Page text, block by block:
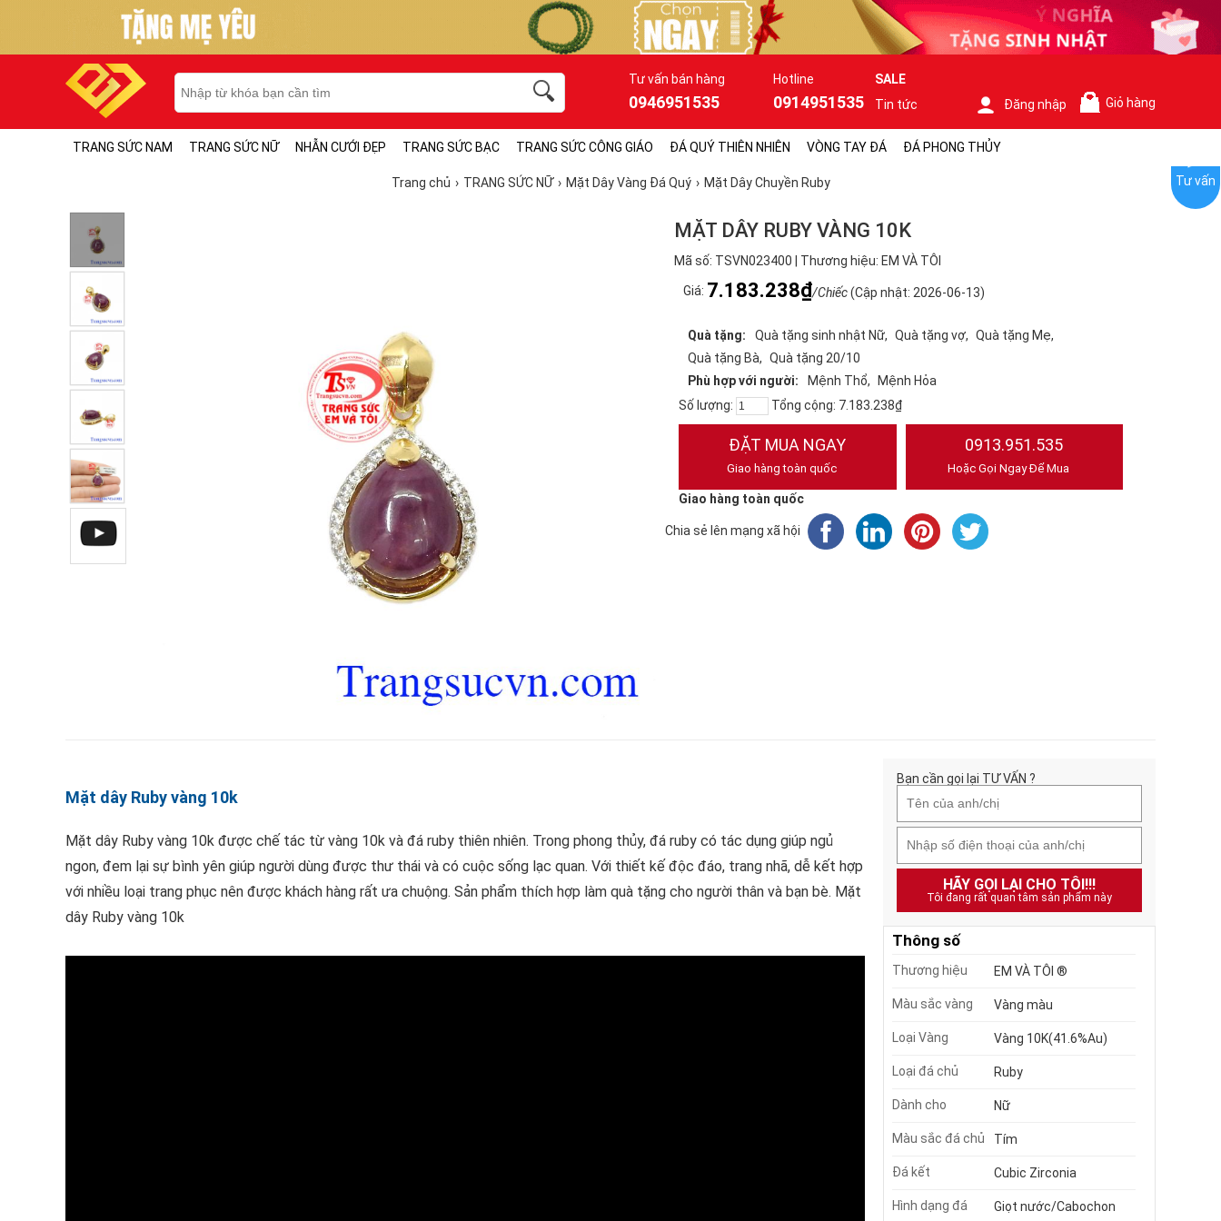
Tư vấn bán hàng
0946951535
Hotline
0914951535
SALE
Tin tức
Đăng nhập Giỏ hàng
TRANG SỨC NAM TRANG SỨC NỮ NHẪN CƯỚI ĐẸP TRANG SỨC BẠC TRANG SỨC CÔNG GIÁO ĐÁ QUÝ THIÊN NHIÊN VÒNG TAY ĐÁ ĐÁ PHONG THỦY
Trang chủ TRANG SỨC NỮ Mặt Dây Vàng Đá Quý Mặt Dây Chuyền Ruby
MẶT DÂY RUBY VÀNG 10K
Mã số: TSVN023400 | Thương hiệu: EM VÀ TÔI
Giá: 7.183.238₫/Chiếc(Cập nhật: 2026-06-13)
Quà tặng: Quà tặng sinh nhật Nữ Quà tặng vợ
Quà tặng Mẹ
Quà tặng Bà
Quà tặng 20/10
Phù hợp với người:
Mệnh Thổ
Mệnh Hỏa
Số lượng:
Tổng cộng: 7.183.238₫
ĐẶT MUA NGAY
Giao hàng toàn quốc
0913.951.535
Hoặc Gọi Ngay Để Mua
Giao hàng toàn quốc
Chia sẻ lên mạng xã hội
Mặt dây Ruby vàng 10k
Mặt dây Ruby vàng 10k được chế tác từ vàng 10k và đá ruby thiên nhiên. Trong phong thủy, đá ruby có tác dụng giúp ngủ
ngon, đem lại sự bình yên giúp người dùng được thư thái và có cuộc sống lạc quan. Với thiết kế độc đáo, trang nhã, dễ kết hợp
với nhiều loại trang phục nên được khách hàng rất ưa chuộng. Sản phẩm thích hợp làm quà tặng cho người thân và bạn bè. Mặt
dây Ruby vàng 10k
Bạn cần gọi lại TƯ VẤN ?
HÃY GỌI LẠI CHO TÔI!!!
Tôi đang rất quan tâm sản phẩm này
Thông số
Thương hiệu EM VÀ TÔI ®
Màu sắc vàng Vàng màu
Loại Vàng Vàng 10K(41.6%Au)
Loại đá chủ Ruby
Dành cho Nữ
Màu sắc đá chủ Tím
Đá kết Cubic Zirconia
Hình dạng đá Giọt nước/Cabochon
Tư vấn